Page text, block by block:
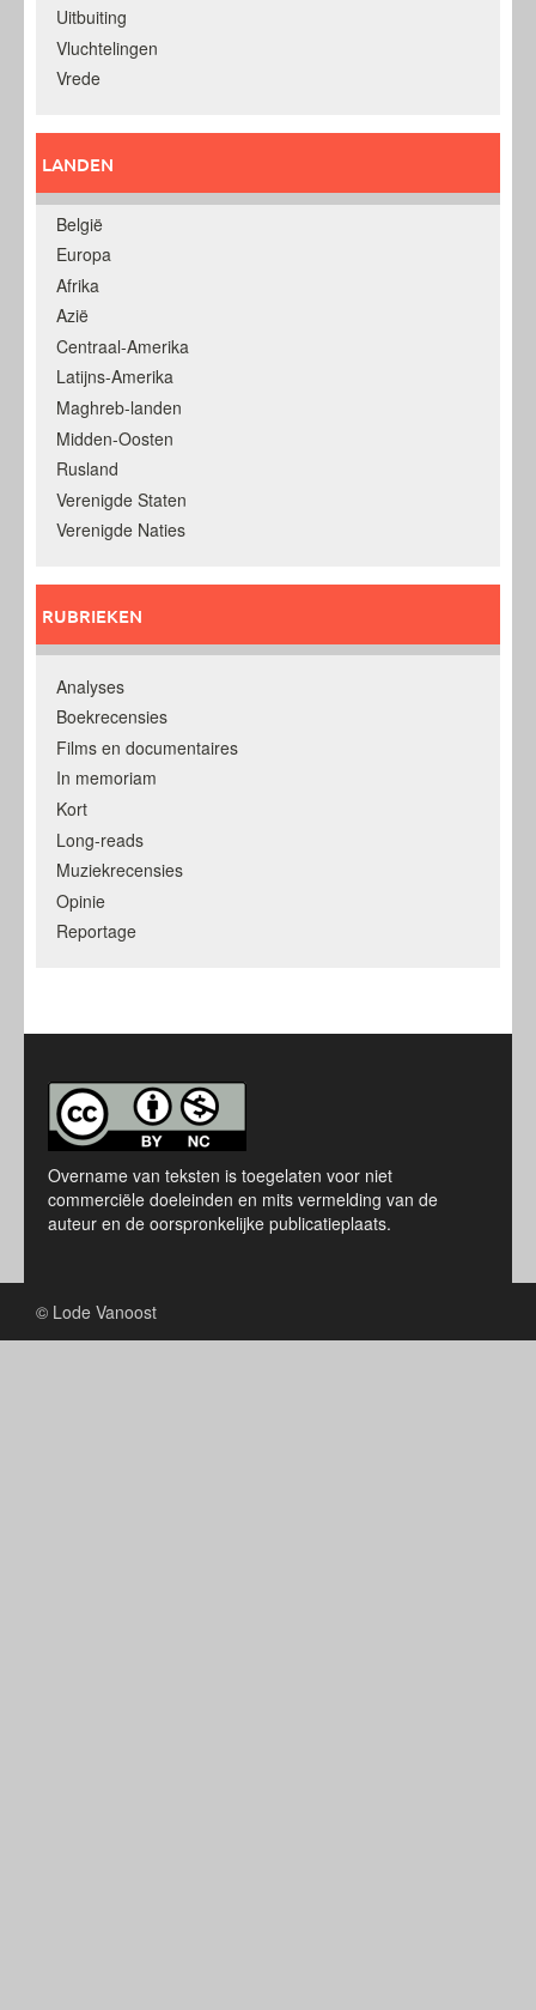
Uitbuiting
Vluchtelingen
Vrede
LANDEN
België
Europa
Afrika
Azië
Centraal-Amerika
Latijns-Amerika
Maghreb-landen
Midden-Oosten
Rusland
Verenigde Staten
Verenigde Naties
RUBRIEKEN
Analyses
Boekrecensies
Films en documentaires
In memoriam
Kort
Long-reads
Muziekrecensies
Opinie
Reportage
Overname van teksten is toegelaten voor niet
commerciële doeleinden en mits vermelding van de
auteur en de oorspronkelijke publicatieplaats.
© Lode Vanoost